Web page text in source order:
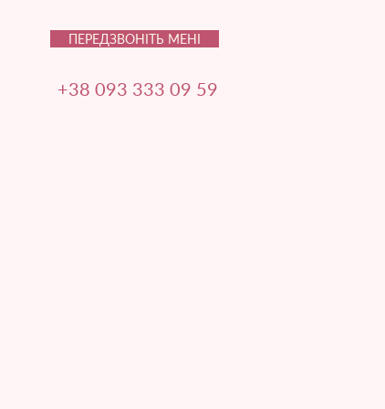
ПЕРЕДЗВОНІТЬ МЕНІ
+38 093 333 09 59